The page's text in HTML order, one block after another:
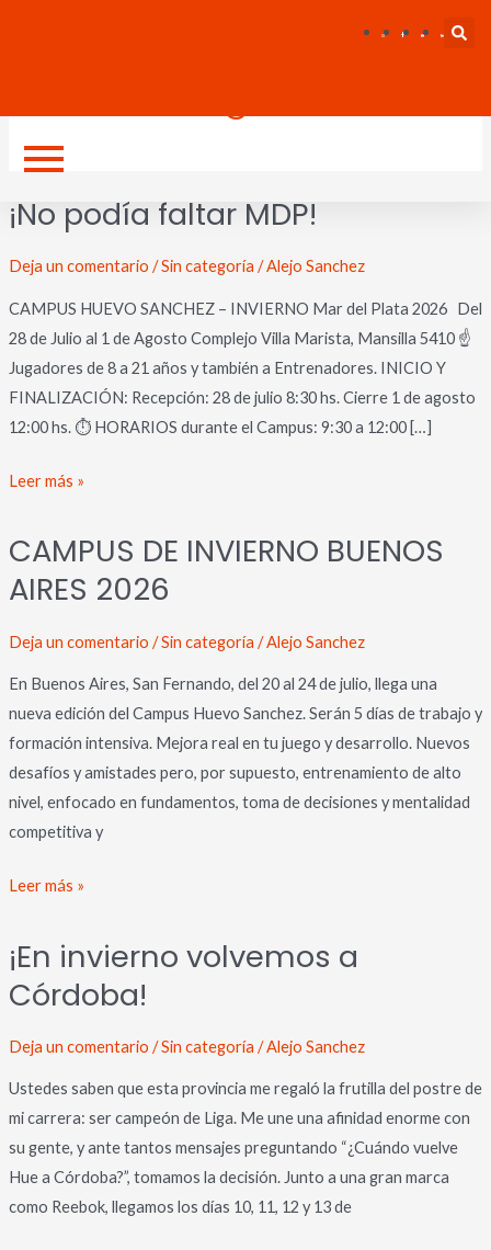
¡No podía faltar MDP!
Deja un comentario /Sin categoría /Alejo Sanchez
CAMPUS HUEVO SANCHEZ – INVIERNO Mar del Plata 2026 Del
28 de Julio al 1 de Agosto ⁠Complejo Villa Marista, Mansilla 5410 ☝
Jugadores de 8 a 21 años y también a Entrenadores. INICIO Y
FINALIZACIÓN: Recepción: 28 de julio 8:30 hs. Cierre 1 de agosto
12:00 hs. ⏱️ HORARIOS durante el Campus: 9:30 a 12:00 […]
podía
MDP!
Leer más »
CAMPUS DE INVIERNO BUENOS
AIRES 2026
Deja un comentario /Sin categoría /Alejo Sanchez
En Buenos Aires, San Fernando, del 20 al 24 de julio, llega una
nueva edición del Campus Huevo Sanchez. Serán 5 días de trabajo y
formación intensiva. Mejora real en tu juego y desarrollo. Nuevos
desafíos y amistades pero, por supuesto, entrenamiento de alto
nivel, enfocado en fundamentos, toma de decisiones y mentalidad
competitiva y
DE
INVIERNO
AIRES
Leer más »
¡En invierno volvemos a
Córdoba!
Deja un comentario /Sin categoría /Alejo Sanchez
Ustedes saben que esta provincia me regaló la frutilla del postre de
mi carrera: ser campeón de Liga. Me une una afinidad enorme con
su gente, y ante tantos mensajes preguntando “¿Cuándo vuelve
Hue a Córdoba?”, tomamos la decisión. Junto a una gran marca
como Reebok, llegamos los días 10, 11, 12 y 13 de
invierno
volvemos
Córdoba!